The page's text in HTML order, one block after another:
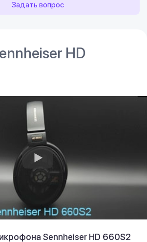
Задать вопрос
HD
Sennheiser HD 660S2